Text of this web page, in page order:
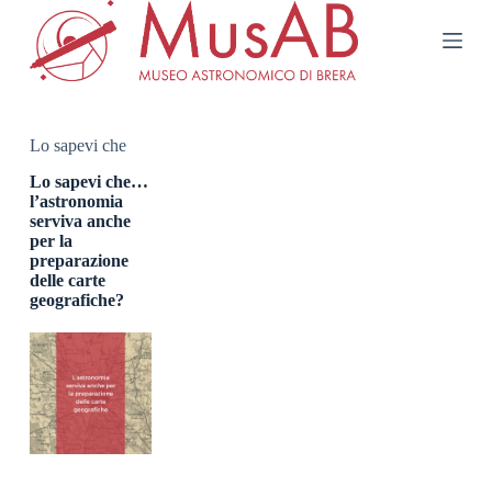
o
n
n
u
Lo sapevi che
Lo sapevi che…
l’astronomia
serviva anche
per la
preparazione
delle carte
geografiche?